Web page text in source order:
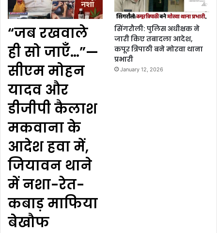
“जब रखवाले
ही सो जाएँ…”—
सीएम मोहन
यादव और
डीजीपी कैलाश
मकवाना के
आदेश हवा में,
जियावन थाने
में नशा-रेत-
कबाड़ माफिया
बेखौफ
सिंगरौली: पुलिस अधीक्षक ने
जारी किए तबादला आदेश,
कपूर त्रिपाठी बने मोरवा थाना
प्रभारी
January 12, 2026